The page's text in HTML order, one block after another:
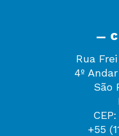
—
Rua
4º
São
+55